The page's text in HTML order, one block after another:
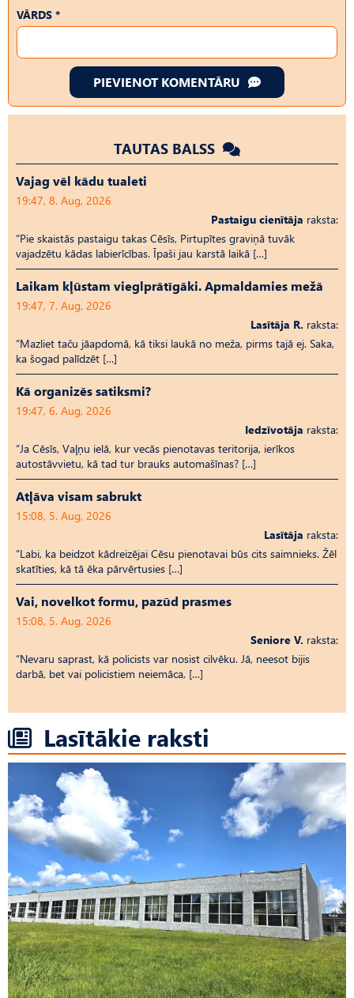
VĀRDS *
PIEVIENOT KOMENTĀRU
TAUTAS BALSS
Vajag vēl kādu tualeti
19:47, 8. Aug, 2026
Pastaigu cienītāja raksta:
“Pie skaistās pastaigu takas Cēsīs, Pirtupītes graviņā tuvāk
vajadzētu kādas labierīcības. Īpaši jau karstā laikā […]
Laikam kļūstam vieglprātīgāki. Apmaldamies mežā
19:47, 7. Aug, 2026
Lasītāja R. raksta:
“Mazliet taču jāapdomā, kā tiksi laukā no meža, pirms tajā ej. Saka,
ka šogad palīdzēt […]
Kā organizēs satiksmi?
19:47, 6. Aug, 2026
Iedzīvotāja raksta:
“Ja Cēsīs, Vaļņu ielā, kur vecās pienotavas teritorija, ierīkos
autostāvvietu, kā tad tur brauks automašīnas? […]
Atļāva visam sabrukt
15:08, 5. Aug, 2026
Lasītāja raksta:
“Labi, ka beidzot kādreizējai Cēsu pienotavai būs cits saimnieks. Žēl
skatīties, kā tā ēka pārvērtusies […]
Vai, novelkot formu, pazūd prasmes
15:08, 5. Aug, 2026
Seniore V. raksta:
“Nevaru saprast, kā policists var nosist cilvēku. Jā, neesot bijis
darbā, bet vai policistiem neiemāca, […]
Lasītākie raksti